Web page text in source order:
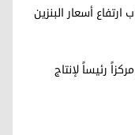
أسعار البنزين
رئيساً لإنتاج